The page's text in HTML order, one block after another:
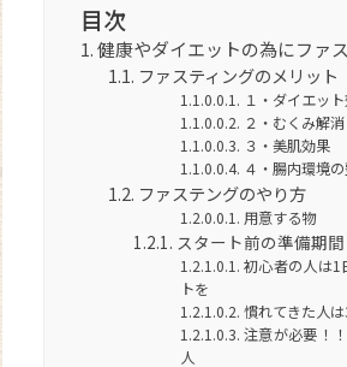
目次
健康やダイエットの為にファ
ファスティングのメリット
１・ダイエッ
２・むくみ解消
３・美肌効果
４・腸内環境
ファステングのやり方
用意する物
スタート前の準備期間
初心者の人は1
トを
慣れてきた人
注意が必要！
人